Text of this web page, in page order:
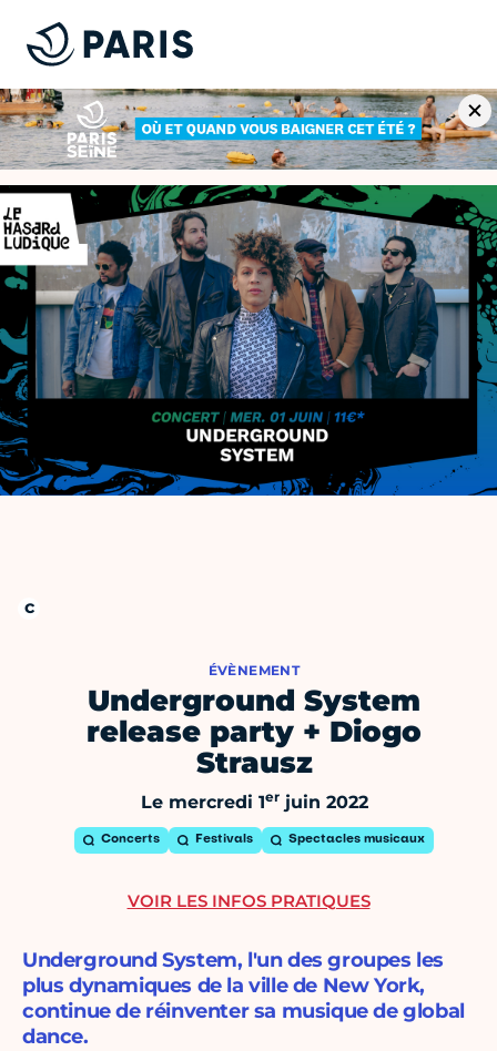
ÉVÈNEMENT
Underground System
release party + Diogo
Strausz
Le mercredi 1erjuin 2022
Concerts Festivals Spectacles musicaux
Underground System, l'un des groupes les
plus dynamiques de la ville de New York,
continue de réinventer sa musique de global
dance.
VOIR LES INFOS PRATIQUES